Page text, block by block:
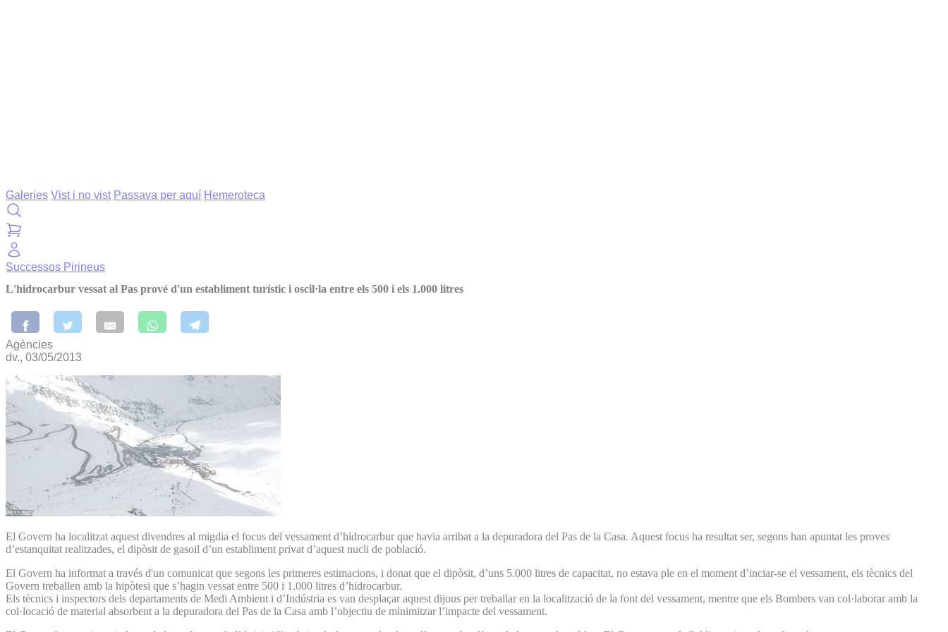
Galeries Vist i no vist Passava per aquí Hemeroteca
Successos Pirineus
L'hidrocarbur vessat al Pas prové d'un establiment turístic i oscil·la entre els 500 i els 1.000 litres
Agències
dv., 03/05/2013
El Govern ha localitzat aquest divendres al migdia el focus del vessament d’hidrocarbur que havia arribat a la depuradora del Pas de la Casa. Aquest focus ha resultat ser, segons han apuntat les proves
d’estanquitat realitzades, el dipòsit de gasoil d’un establiment privat d’aquest nucli de població.
El Govern ha informat a través d'un comunicat que segons les primeres estimacions, i donat que el dipòsit, d’uns 5.000 litres de capacitat, no estava ple en el moment d’inciar-se el vessament, els tècnics del
Govern treballen amb la hipòtesi que s’hagin vessat entre 500 i 1.000 litres d’hidrocarbur.
Els tècnics i inspectors dels departaments de Medi Ambient i d’Indústria es van desplaçar aquest dijous per treballar en la localització de la font del vessament, mentre que els Bombers van col·laborar amb la
col·locació de material absorbent a la depuradora del Pas de la Casa amb l’objectiu de minimitzar l’impacte del vessament.